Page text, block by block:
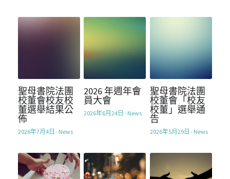
校友會基金
2021
2015
2014
支持我們
英文網站 / English Website
聖母書院法團
校董會校友校
董選舉結果公
佈
2026年7月4日 · News
2026 年週年會
員大會
2026年6月24日 · News
聖母書院法團
校董會「校友
校董」選舉通
告
2026年5月29日 · News
Mentorship2018
Mentorship2020
Mentorship2021
Mentorship2022
Mentorship2023
Mentorship2024